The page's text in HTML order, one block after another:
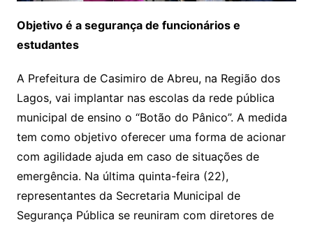
Objetivo é a segurança de funcionários e
estudantes
A Prefeitura de Casimiro de Abreu, na Região dos
Lagos, vai implantar nas escolas da rede pública
municipal de ensino o “Botão do Pânico”. A medida
tem como objetivo oferecer uma forma de acionar
com agilidade ajuda em caso de situações de
emergência. Na última quinta-feira (22),
representantes da Secretaria Municipal de
Segurança Pública se reuniram com diretores de